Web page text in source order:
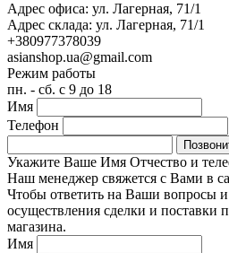
Адрес офиса: ул. Лагерная, 71/1
Адрес склада: ул. Лагерная, 71/1
+380977378039
asianshop.ua@gmail.com
Режим работы
пн. - сб. с 9 до 18
Имя
Телефон
Укажите Ваше Имя Отчество и
Наш менеджер свяжется с Вами в
Чтобы ответить на Ваши вопросы и
осуществления сделки и поставки
магазина.
Имя